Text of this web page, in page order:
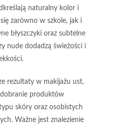
naturalny kolor i
zarówno w szkole, jak i
błyszczyki oraz subtelne
nude dodadzą świeżości i
rezultaty w makijażu ust,
produktów
skóry oraz osobistych
. Ważne jest znalezienie